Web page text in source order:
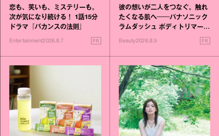
恋も、笑いも、ミステリーも。
次が気になり続ける！ 1話15分
ドラマ『バカンスの法則』
Entertainment2026.8.7 PR
彼の想いが二人をつなぐ。触れ
たくなる肌へ──パナソニック
ラムダッシュ ボディトリマーが
Beauty2026.8.5 PR